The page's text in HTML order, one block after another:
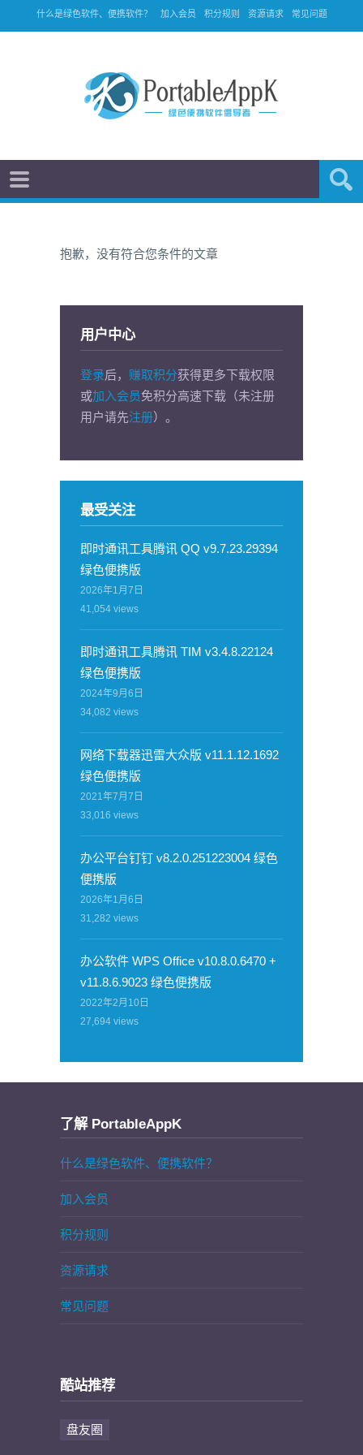
什么是绿色软件、便携软件？ 加入会员 积分规则 资源请求 常见问题
抱歉，没有符合您条件的文章
用户中心
登录后， 赚取积分获得更多下载权限
或加入会员免积分高速下载（未注册
用户请先注册）。
最受关注
即时通讯工具腾讯 QQ v9.7.23.29394
绿色便携版
2026年1月7日
41,054 views
即时通讯工具腾讯 TIM v3.4.8.22124
绿色便携版
2024年9月6日
34,082 views
网络下载器迅雷大众版 v11.1.12.1692
绿色便携版
2021年7月7日
33,016 views
办公平台钉钉 v8.2.0.251223004 绿色
便携版
2026年1月6日
31,282 views
办公软件 WPS Office v10.8.0.6470 +
v11.8.6.9023 绿色便携版
2022年2月10日
27,694 views
了解 PortableAppK
什么是绿色软件、便携软件？
加入会员
积分规则
资源请求
常见问题
酷站推荐
盘友圈